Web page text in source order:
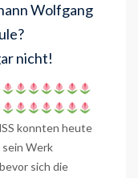
Wolfgang
nicht!
konnten heute
Werk
sich die